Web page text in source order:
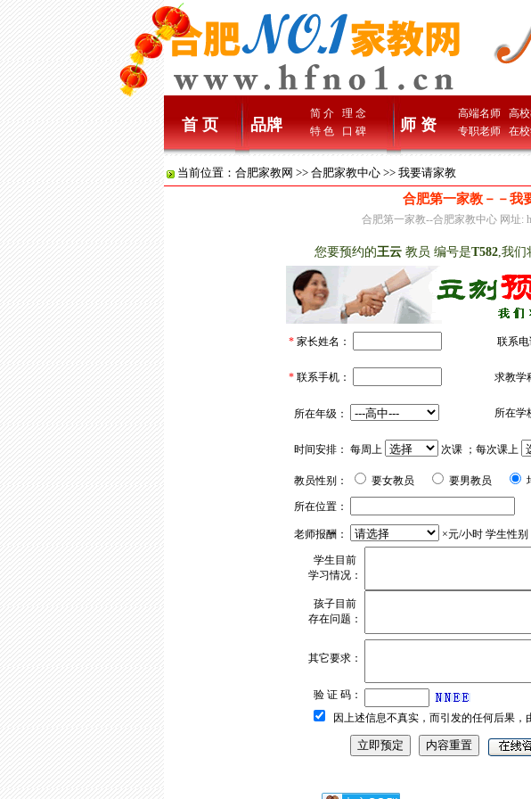
首 页 品牌
简 介
理 念
特 色
口 碑 师 资
高端名师
高
专职老师
在
当前位置： 合肥家教网 >> 合肥家教中心 >> 我要请家教
合肥第一家教－－我
合肥第一家教--合肥家教中心 网址:
您要预约的王云 教员 编号是T582,我们
* 家长姓名： 联系电
* 联系手机： 求教学
所在年级： 所在学
时间安排： 每周上 次课 ；每次课上
教员性别： 要女教员 要男教员
所在位置：
老师报酬： ×元/小时 学生性别
学生目前
学习情况：
孩子目前
存在问题：
其它要求：
验 证 码：
因上述信息不真实，而引发的任何后果，